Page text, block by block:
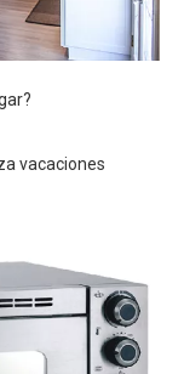
vacaciones